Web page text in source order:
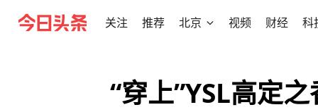
关注 推荐 北京 视频 财经 科
“穿上”YSL高定